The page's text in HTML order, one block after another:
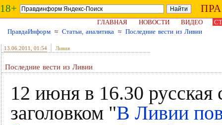
18+
ГЛАВНАЯ НОВОСТИ ВИДЕО
ПравдаИнформ ≈ Статьи, аналитика ≈ Последние вести из Ливии
13.06.2011 , 01:54 Ливия
Последние вести из Ливии
12 июня в 16.30
заголовком "В Ливии